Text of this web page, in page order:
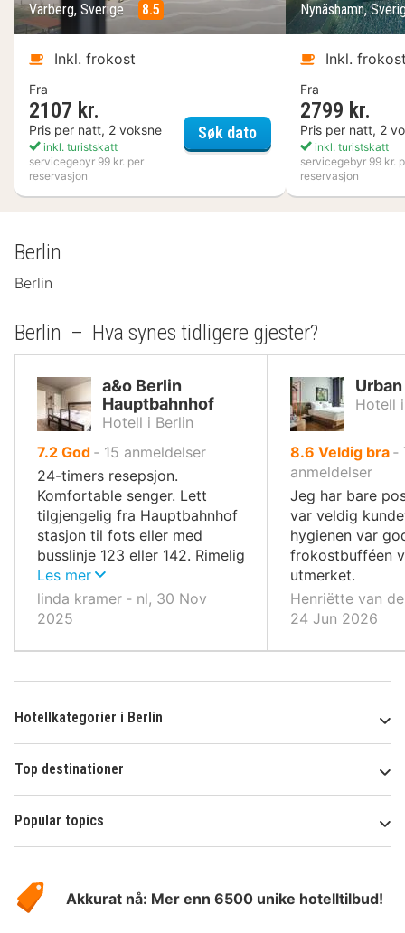
Varberg, Sverige 8.5
Inkl. frokost
Fra
2107 kr.
Pris per natt, 2 voksne
inkl. turistskatt
servicegebyr 99 kr. per
reservasjon
Søk datoVarbergs Kusthotell
Nynäshamn,
Inkl.
Fra
2799 kr.
Pris per natt, 2
inkl. turistskatt
servicegebyr 99 kr.
reservasjon
Berlin
Berlin
Berlin – Hva synes tidligere gjester?
a&o Berlin
Hauptbahnhof
Hotell i Berlin
7.2 av
10,
God ‐ 15 anmeldelser
24-timers resepsjon.
Komfortable senger. Lett
tilgjengelig fra Hauptbahnhof
stasjon til fots eller med
busslinje 123 eller 142. Rimelig
frokost.
Les mer
linda kramer ‐ nl, 30 Nov
2025
Hotell
8.6 av
10,
Veldig bra ‐
anmeldelser
Jeg har bare
var veldig
hygienen var
frokostbufféen
utmerket.
Henriëtte van
24 Jun 2026
Hotellkategorier i Berlin
Top destinationer
Popular topics
Hotelspecials
Akkurat nå: Mer enn 6500 unike hotelltilbud!